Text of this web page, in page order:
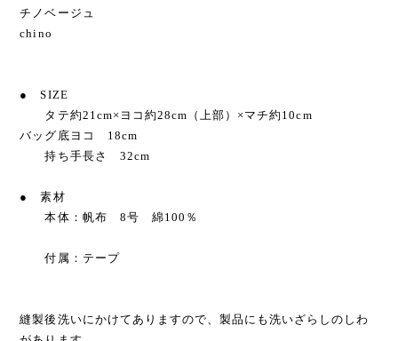
チノベージュ
chino
● SIZE
タテ約21cm×ヨコ約28cm（上部）×マチ約10cm
バッグ底ヨコ 18cm
持ち手長さ 32cm
● 素材
本体：帆布 8号 綿100％
付属：テープ
縫製後洗いにかけてありますので、製品にも洗いざらしのしわ